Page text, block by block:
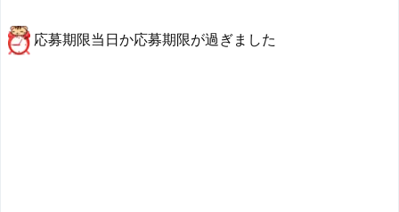
応募期限当日か応募期限が過ぎました